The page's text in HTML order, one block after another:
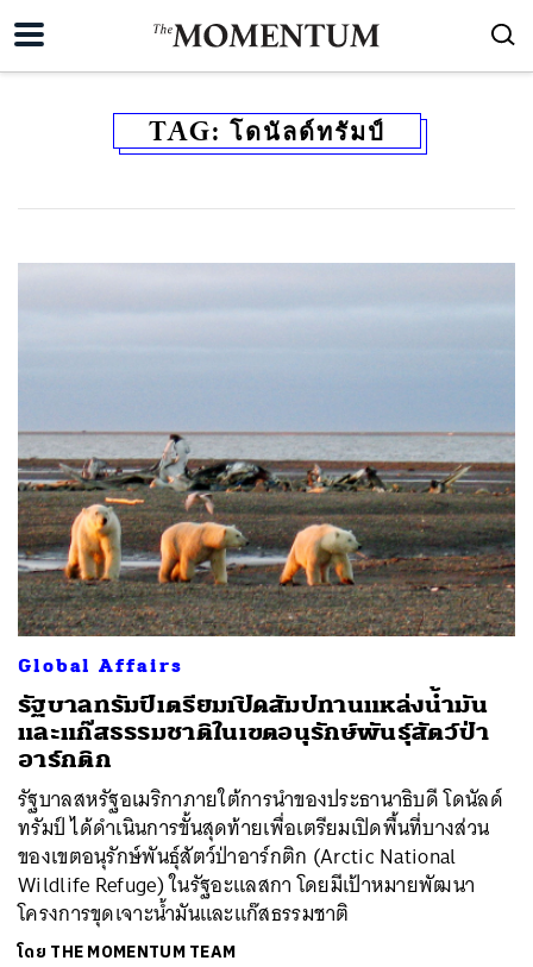
TAG: โดนัลด์ทรัมป์
Global Affairs
รัฐบาลทรัมป์เตรียมเปิดสัมปทานแหล่งน้ำมัน
และแก๊สธรรมชาติในเขตอนุรักษ์พันธุ์สัตว์ป่า
อาร์กติก
รัฐบาลสหรัฐอเมริกาภายใต้การนำของประธานาธิบดี โดนัลด์
ทรัมป์ ได้ดำเนินการขั้นสุดท้ายเพื่อเตรียมเปิดพื้นที่บางส่วน
ของเขตอนุรักษ์พันธุ์สัตว์ป่าอาร์กติก (Arctic National
Wildlife Refuge) ในรัฐอะแลสกา โดยมีเป้าหมายพัฒนา
โครงการขุดเจาะน้ำมันและแก๊สธรรมชาติ
โดย THE MOMENTUM TEAM